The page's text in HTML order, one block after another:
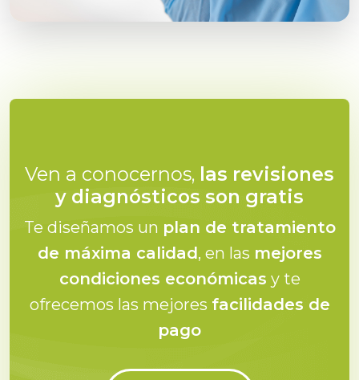
Ven a conocernos, las revisiones
y diagnósticos son gratis
Te diseñamos un plan de tratamiento
de máxima calidad, en las mejores
condiciones económicas y te
ofrecemos las mejores facilidades de
pago